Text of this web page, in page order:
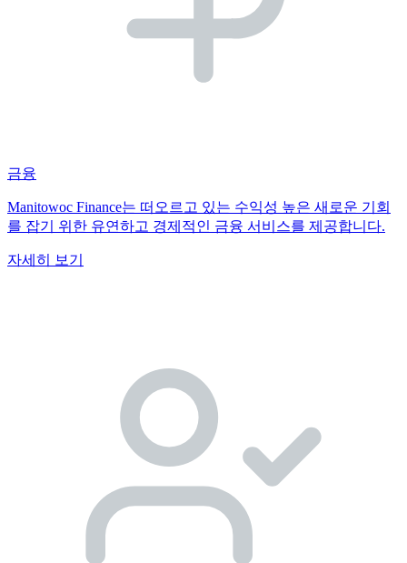
금융
Manitowoc Finance는 떠오르고 있는 수익성 높은 새로운 기회
를 잡기 위한 유연하고 경제적인 금융 서비스를 제공합니다.
자세히 보기